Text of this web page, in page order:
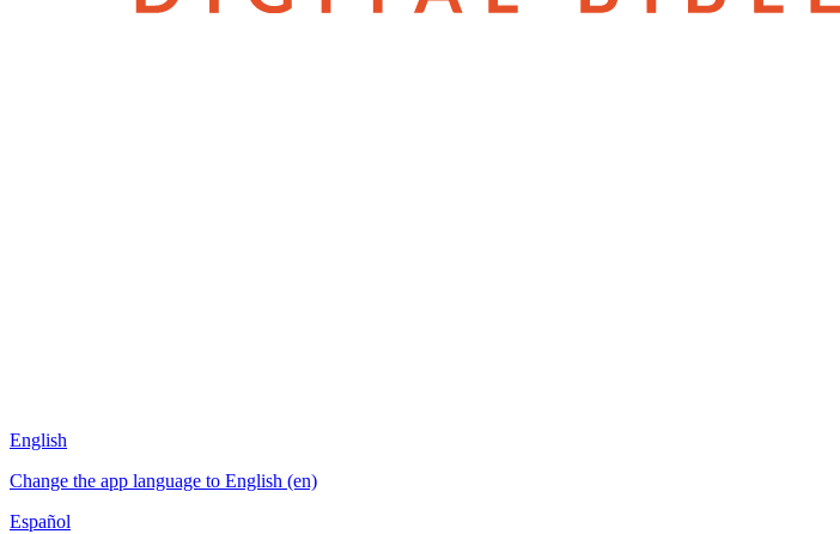
English
Change the app language to English (en)
Español